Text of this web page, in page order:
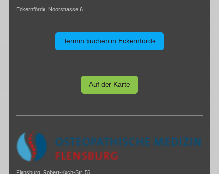
Eckernförde, Noorstrasse 6
Termin buchen in Eckernförde
Auf der Karte
Flensburg, Robert-Koch-Str. 56